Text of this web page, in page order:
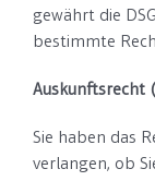
gewährt die
bestimmte
Auskunftsrecht
Sie haben das
verlangen, ob